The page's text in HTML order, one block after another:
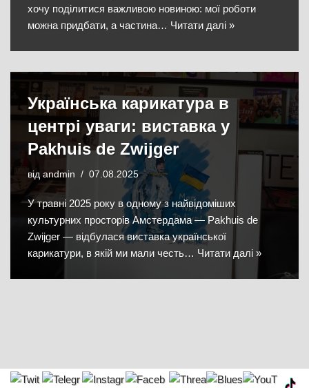
хочу поділитися важливою новиною: мої роботи
можна придбати, а частина… Читати далі »
Українська карикатура в
центрі уваги: виставка у
Pakhuis de Zwijger
від andmin 07.08.2025
У травні 2025 року в одному з найвідоміших
культурних просторів Амстердама — Pakhuis de
Zwijger — відбулася виставка української
карикатури, в якій ми мали честь… Читати далі »